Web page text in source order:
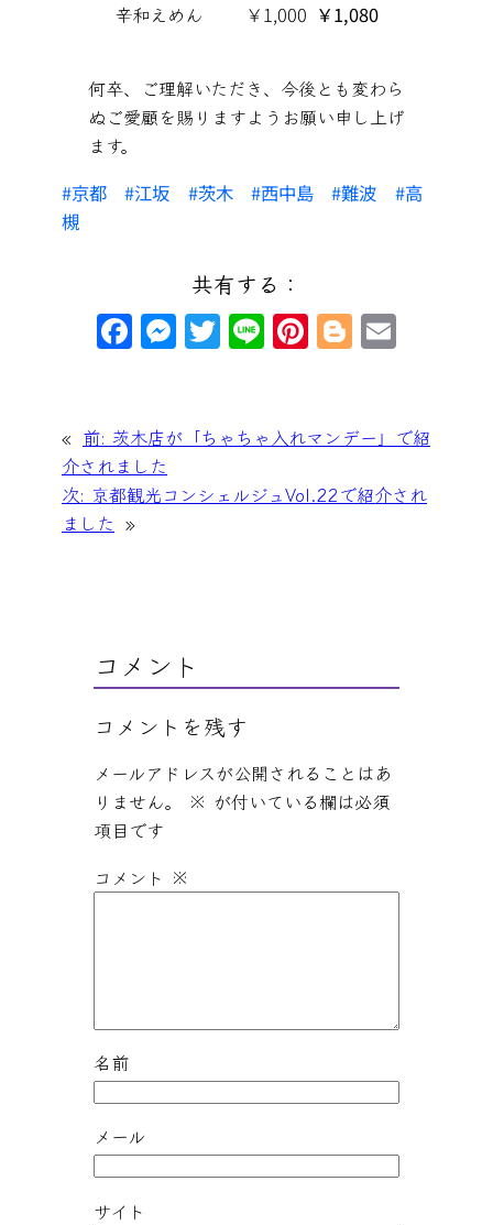
辛和えめん ￥1,000 ￥1,080
何卒、ご理解いただき、今後とも変わら
ぬご愛顧を賜りますようお願い申し上げ
ます。
京都
江坂 茨木 西中島 難波
高
槻
共有する：
F
e
b
o
M
s
n
T
er
Li Pi
e
Bl
g
er
l
« 前: 茨木店が「ちゃちゃ入れマンデー」で紹
介されました
次: 京都観光コンシェルジュVol.22で紹介され
ました »
コメント
コメントを残す
メールアドレスが公開されることはあ
りません。
※ が付いている欄は必須
項目です
コメント ※
名前
メール
サイト